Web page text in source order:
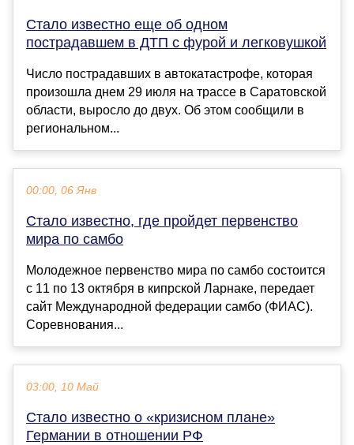
Стало известно еще об одном
пострадавшем в ДТП с фурой и легковушкой
Число пострадавших в автокатастрофе, которая
произошла днем 29 июля на трассе в Саратовской
области, выросло до двух. Об этом сообщили в
региональном...
00:00, 06 Янв
Стало известно, где пройдет первенство
мира по самбо
Молодежное первенство мира по самбо состоится
с 11 по 13 октября в кипрской Ларнаке, передает
сайт Международной федерации самбо (ФИАС).
Соревнования...
03:00, 10 Май
Стало известно о «кризисном плане»
Германии в отношении РФ